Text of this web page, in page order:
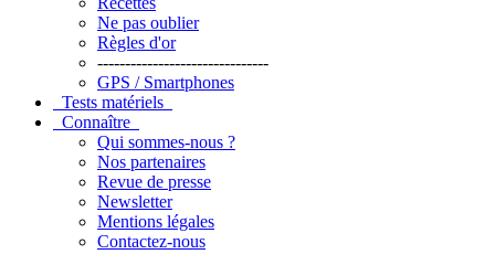
Ne pas oublier
Règles d'or
-------------------------------
GPS / Smartphones
Tests matériels
Connaître
Qui sommes-nous ?
Nos partenaires
Revue de presse
Newsletter
Mentions légales
Contactez-nous